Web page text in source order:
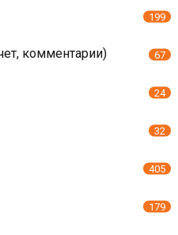
199
комментарии) 67
24
32
405
179